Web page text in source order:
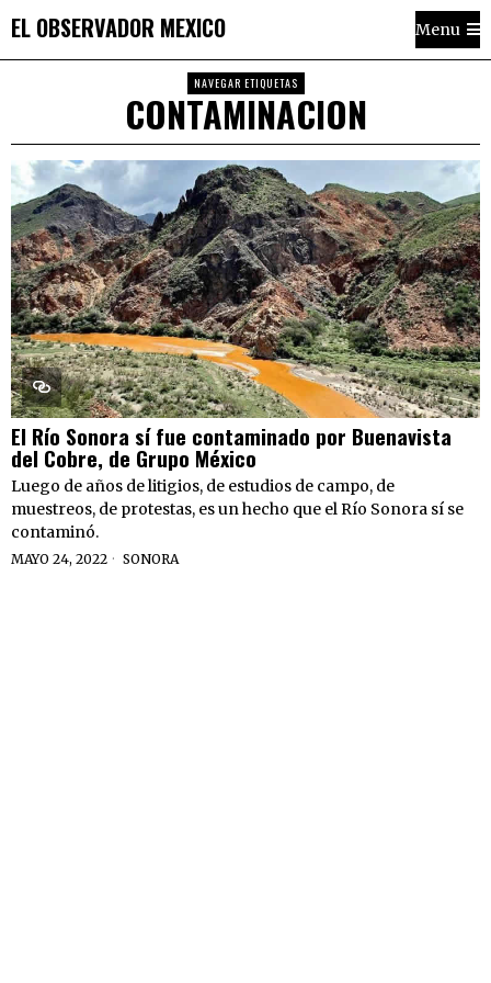
EL OBSERVADOR MEXICO Menu
NAVEGAR ETIQUETAS
CONTAMINACION
El Río Sonora sí fue contaminado por Buenavista
del Cobre, de Grupo México
Luego de años de litigios, de estudios de campo, de
muestreos, de protestas, es un hecho que el Río Sonora sí se
contaminó.
MAYO 24, 2022 SONORA